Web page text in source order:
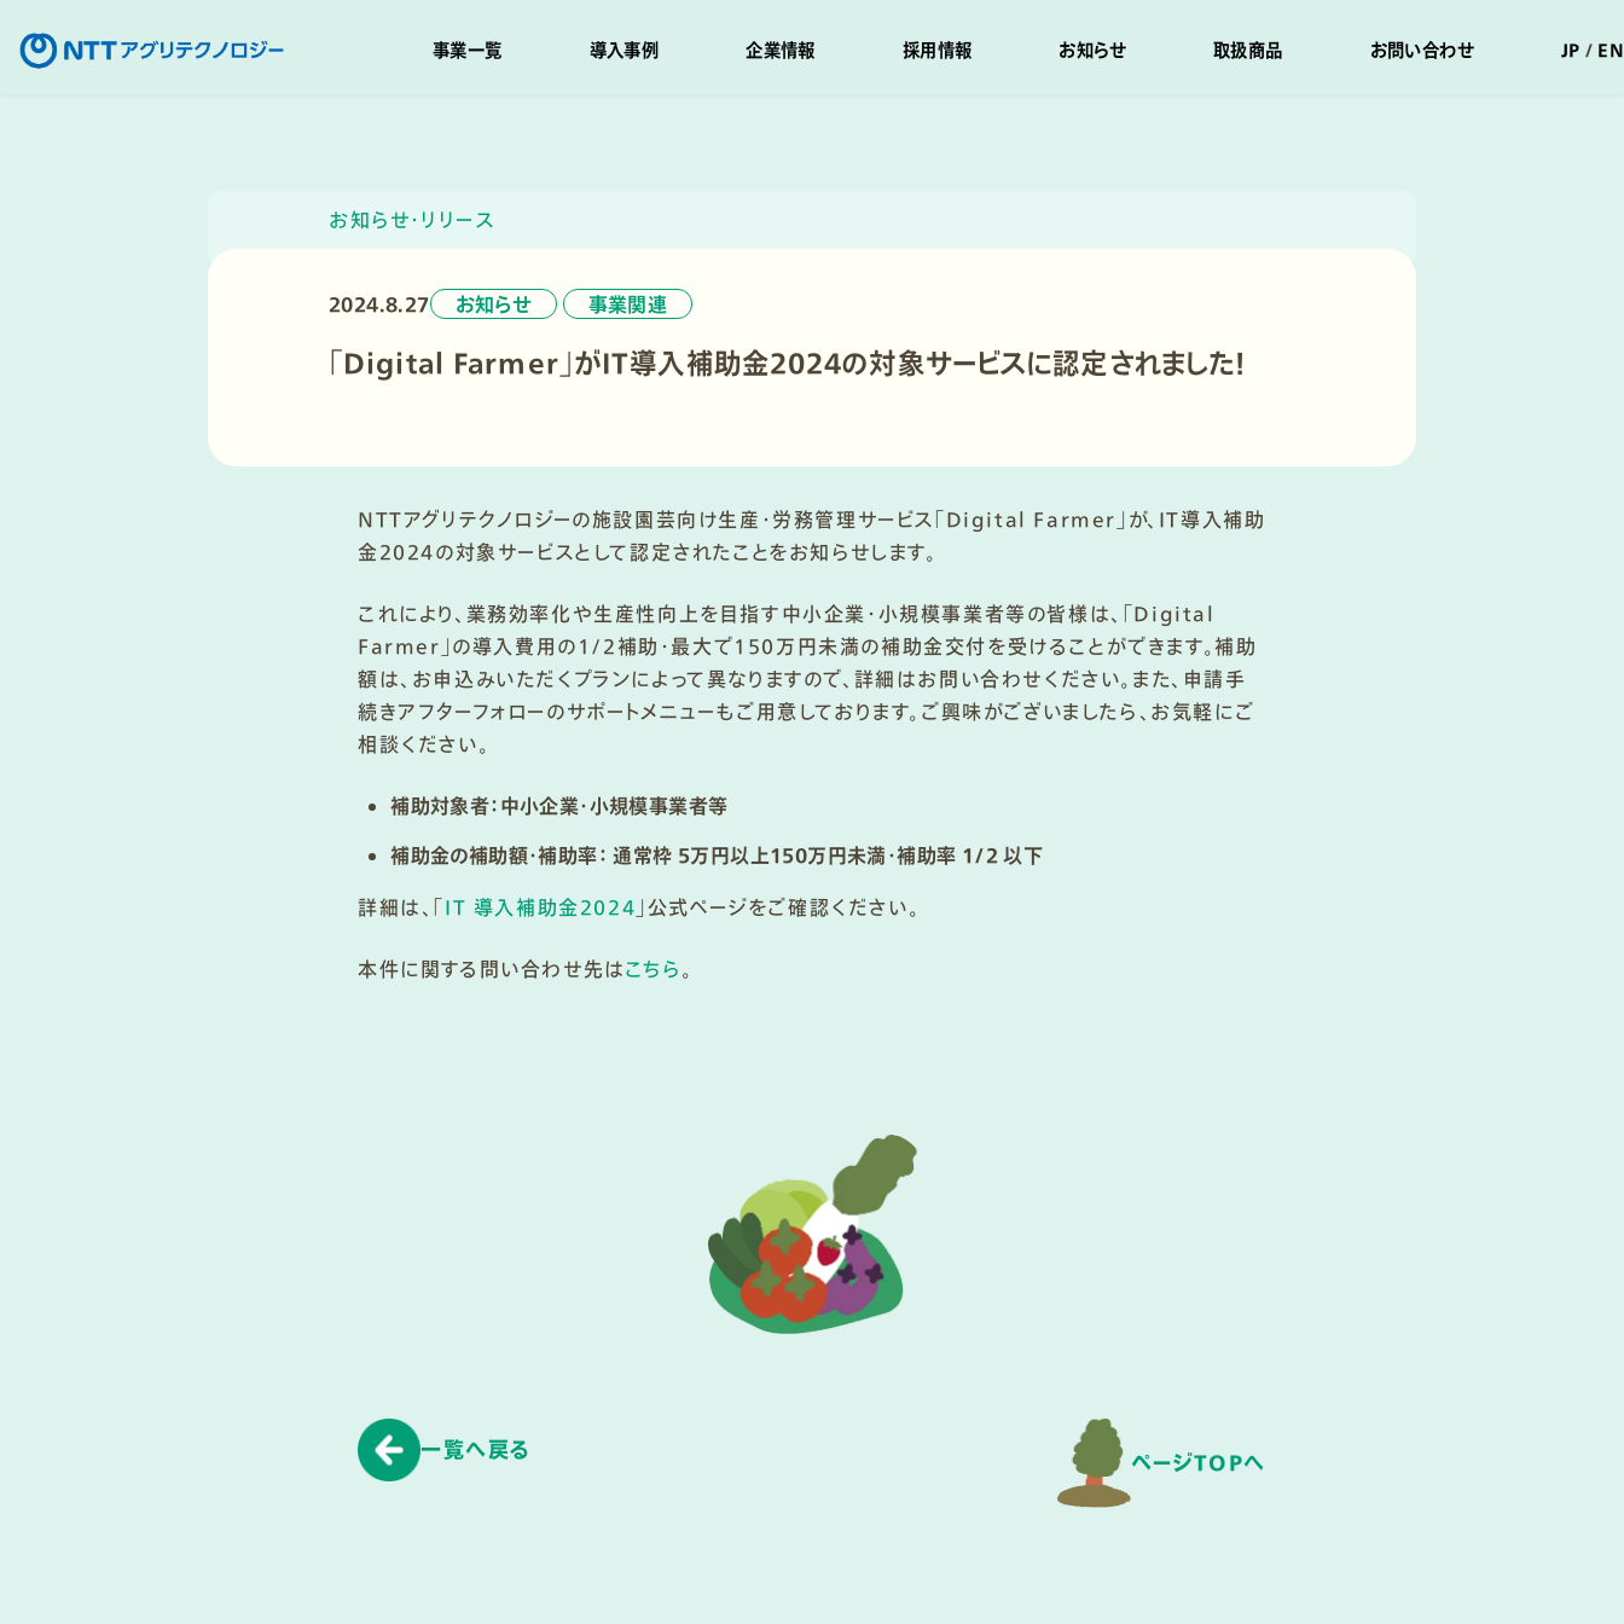
事業一覧 導入事例 企業情報 採用情報 お知らせ 取扱商品 お問い合わせ JP EN
お知らせ・リリース
2024.8.27 お知らせ 事業関連
「Digital Farmer」がIT導入補助金2024の対象サービスに認定されました！
NTTアグリテクノロジーの施設園芸向け生産・労務管理サービス「Digital Farmer」が、IT導入補助
金2024の対象サービスとして認定されたことをお知らせします。
これにより、業務効率化や生産性向上を目指す中小企業・小規模事業者等の皆様は、「Digital
Farmer」の導入費用の1/2補助・最大で150万円未満の補助金交付を受けることができます。補助
額は、お申込みいただくプランによって異なりますので、詳細はお問い合わせください。また、申請手
続きアフターフォローのサポートメニューもご用意しております。ご興味がございましたら、お気軽にご
相談ください。
補助対象者：中小企業・小規模事業者等
補助金の補助額・補助率： 通常枠 5万円以上150万円未満・補助率 1/2 以下
詳細は、「IT 導入補助金2024 」公式ページをご確認ください。
本件に関する問い合わせ先はこちら。
一覧へ戻る ページTOPへ